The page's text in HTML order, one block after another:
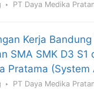
PT Daya Medika
Kerja
SMA SMK D3 S1
Pratama (System
PT Daya Medika